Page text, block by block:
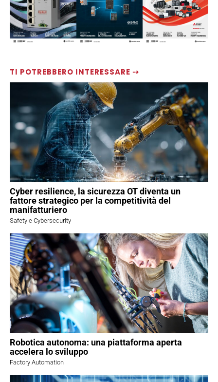
TI POTREBBERO INTERESSARE ⇢
Cyber resilience, la sicurezza OT diventa un
fattore strategico per la competitività del
manifatturiero
Safety e Cybersecurity
Robotica autonoma: una piattaforma aperta
accelera lo sviluppo
Factory Automation